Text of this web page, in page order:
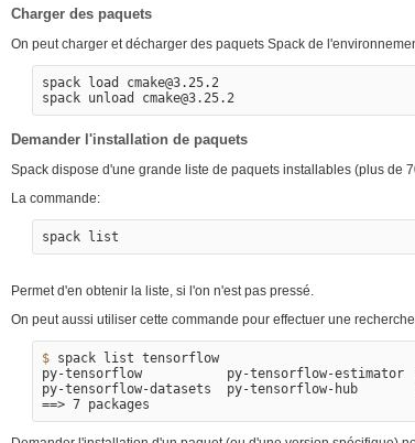
Charger des paquets
On peut charger et décharger des paquets Spack de
spack load cmake@3.25.2
Demander l'installation de paquets
Spack dispose d'une grande liste de paquets installables (plus de
La commande:
Permet d'en obtenir la liste, si l'on n'est pas pressé.
On peut aussi utiliser cette commande pour effectuer une
$ spack list tensorflow
py-tensorflow           py-tensorflow-estimator
==>